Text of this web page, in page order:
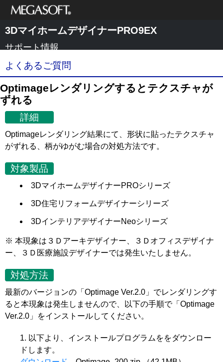
メガソフト株式
会社
3DマイホームデザイナーPRO9EX
サポート情報
よくあるご質問
Optimageレンダリングするとテクスチャが
ずれる
詳細
Optimageレンダリング結果にて、形状に貼ったテクスチャ
がずれる、柄がゆがむ場合の対処方法です。
対象製品
3DマイホームデザイナーPROシリーズ
3D住宅リフォームデザイナーシリーズ
3DインテリアデザイナーNeoシリーズ
※ 本現象は３Ｄアーキデザイナー、３Ｄオフィスデザイナ
ー、３Ｄ医療施設デザイナーでは発生いたしません。
対処方法
最新のバージョンの「Optimage Ver.2.0」でレンダリングす
ると本現象は発生しませんので、以下の手順で「Optimage
Ver.2.0」をインストールしてください。
以下より、インストールプログラムををダウンロー
ドします。